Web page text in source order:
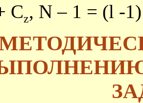
Сz, N – 1 = (l -